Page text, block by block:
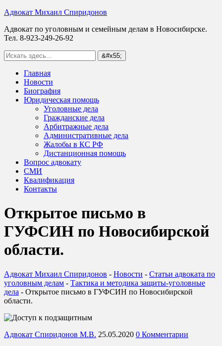
Адвокат Михаил Спиридонов
Адвокат по уголовным и семейным делам в Новосибирске.
Тел. 8-923-249-26-92
Главная
Новости
Биография
Юридическая помощь
Уголовные дела
Гражданские дела
Арбитражные дела
Административные дела
Жалобы в КС РФ
Дистанционная помощь
Вопрос адвокату
СМИ
Квалификация
Контакты
Открытое письмо в
ГУФСИН по Новосибирской
области.
Адвокат Михаил Спиридонов - Новости - Статьи адвоката по
уголовным делам - Тактика и методика защиты-уголовные
дела - Открытое письмо в ГУФСИН по Новосибирской
области.
Адвокат Спиридонов М.В. 25.05.2020 0 Комментарии